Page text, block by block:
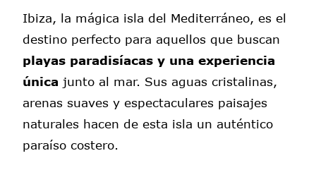
Ibiza, la mágica isla del Mediterráneo, es el
destino perfecto para aquellos que buscan
playas paradisíacas y una experiencia
única junto al mar. Sus aguas cristalinas,
arenas suaves y espectaculares paisajes
naturales hacen de esta isla un auténtico
paraíso costero.